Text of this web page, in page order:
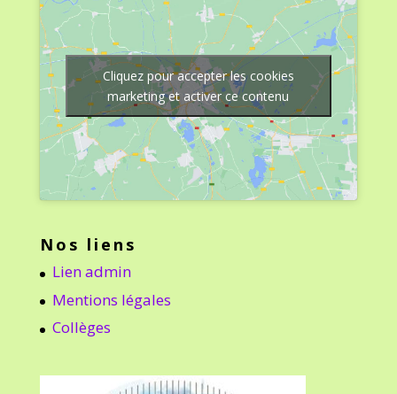
Cliquez pour accepter les cookies
marketing et activer ce contenu
Nos liens
Lien admin
Mentions légales
Collèges